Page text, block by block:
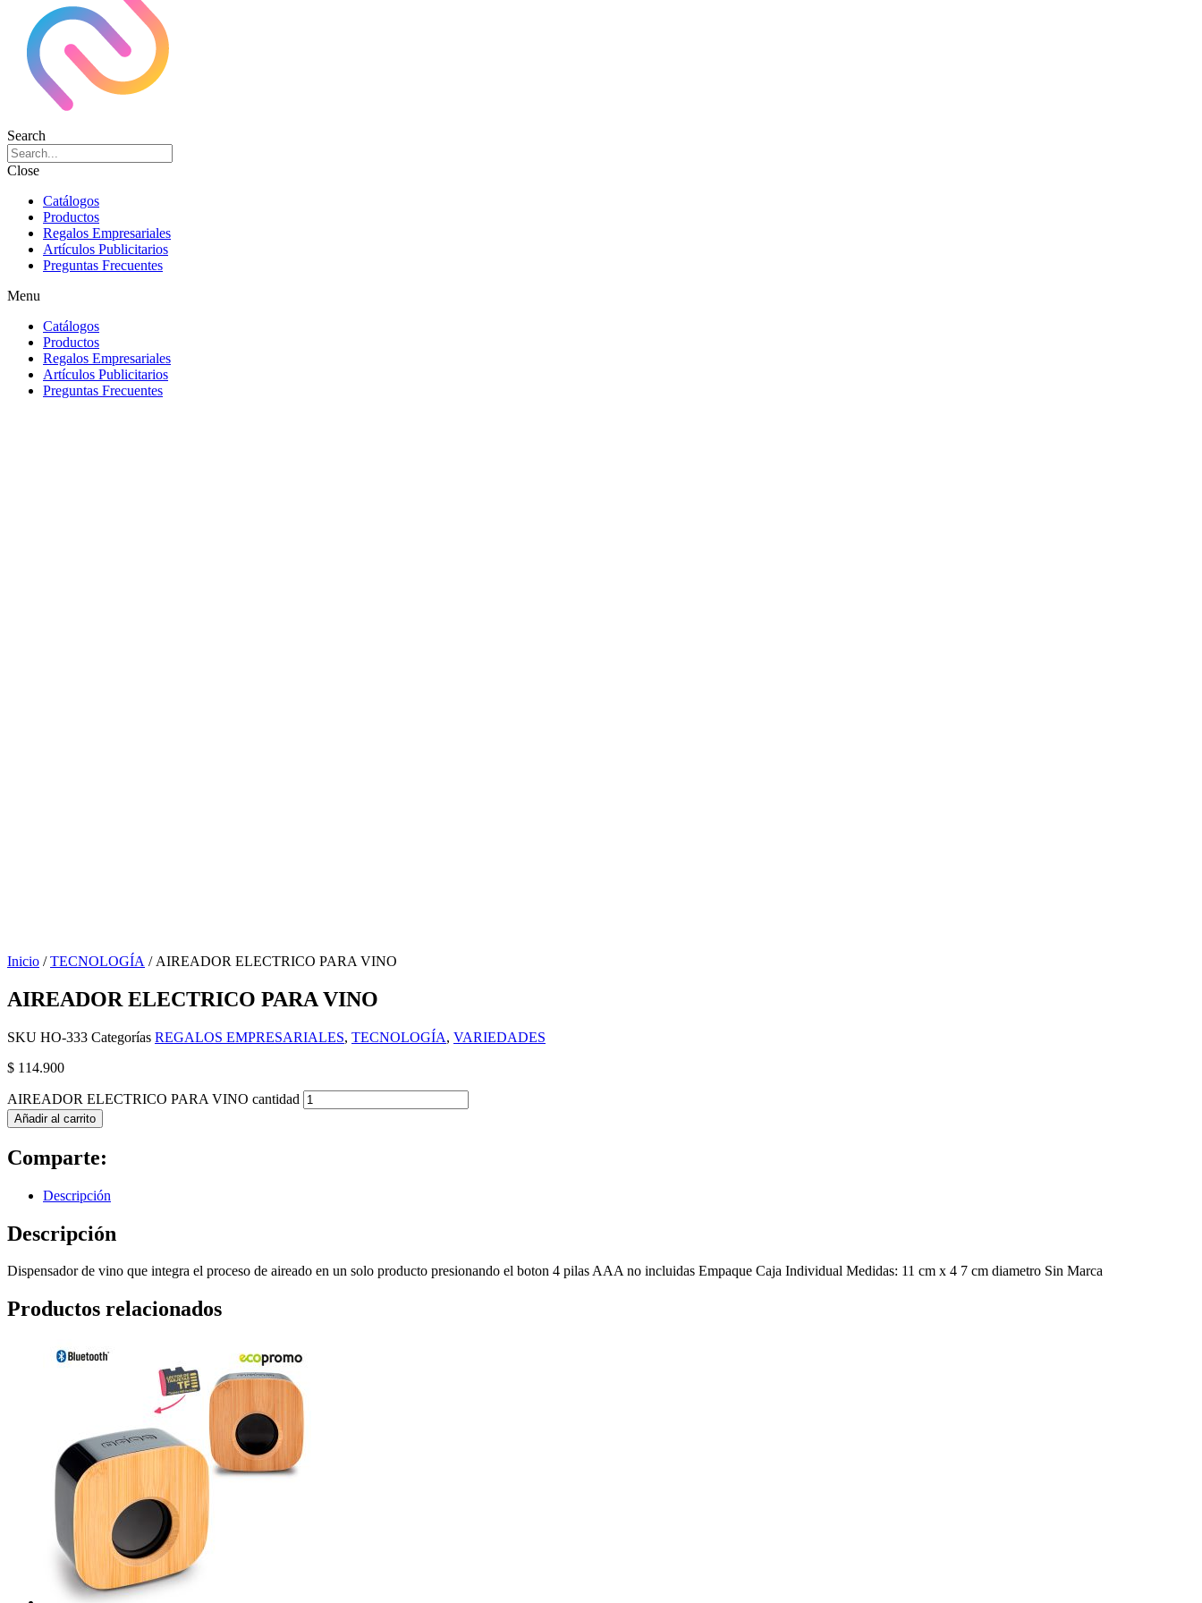
Search
Close
Catálogos
Productos
Regalos Empresariales
Artículos Publicitarios
Preguntas Frecuentes
Menu
Catálogos
Productos
Regalos Empresariales
Artículos Publicitarios
Preguntas Frecuentes
Inicio /TECNOLOGÍA / AIREADOR ELECTRICO PARA VINO
AIREADOR ELECTRICO PARA VINO
SKU HO-333 Categorías REGALOS EMPRESARIALES, TECNOLOGÍA, VARIEDADES
$ 114.900
AIREADOR ELECTRICO PARA VINO cantidad
Añadir al carrito
Comparte:
Descripción
Descripción
Dispensador de vino que integra el proceso de aireado en un solo producto presionando el boton 4 pilas AAA no incluidas Empaque Caja Individual Medidas: 11 cm x 4 7 cm diametro Sin Marca
Productos relacionados